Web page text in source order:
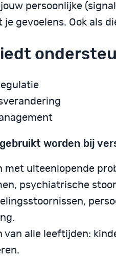
persoonlijke
je gevoelens. Ook als
worden bij
met uiteenlopende
psychiatrische
van alle leeftijden: